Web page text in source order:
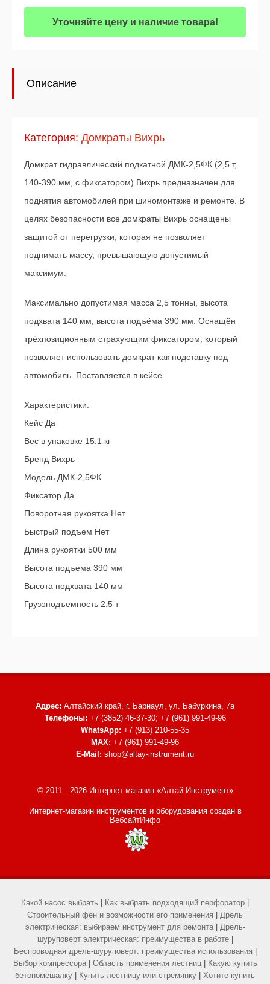
Уточняйте цену и наличие товара!
Описание
Категория: Домкраты Вихрь
Домкрат гидравлический подкатной ДМК-2,5ФК (2,5 т,
140-390 мм, с фиксатором) Вихрь предназначен для
поднятия автомобилей при шиномонтаже и ремонте. В
целях безопасности все домкраты Вихрь оснащены
защитой от перегрузки, которая не позволяет
поднимать массу, превышающую допустимый
максимум.
Максимально допустимая масса 2,5 тонны, высота
подхвата 140 мм, высота подъёма 390 мм. Оснащён
трёхпозиционным страхующим фиксатором, который
позволяет использовать домкрат как подставку под
автомобиль. Поставляется в кейсе.
Характеристики:
Кейс Да
Вес в упаковке 15.1 кг
Бренд Вихрь
Модель ДМК-2,5ФК
Фиксатор Да
Поворотная рукоятка Нет
Быстрый подъем Нет
Длина рукоятки 500 мм
Высота подъема 390 мм
Высота подхвата 140 мм
Грузоподъемность 2.5 т
Адрес: Алтайский край, г. Барнаул, ул. Бабуркина, 7а
Телефоны: +7 (3852) 46-37-30; +7 (961) 991-49-96
WhatsApp: +7 (913) 210-55-35
MAX: +7 (961) 991-49-96
E-Mail: shop@altay-instrument.ru
© 2011—2026 Интернет-магазин «Алтай Инструмент»
Интернет-магазин инструментов и оборудованиясоздан в
ВебсайтИнфо
Какой насос выбрать Как выбрать подходящий перфоратор
Строительный фен и возможности его применения
Дрель
электрическая: выбираем инструмент для ремонта| Дрель-
шуруповерт электрическая: преимущества в работе|
Беспроводная дрель-шуруповерт: преимущества использования
Выбор компрессора| Область применения лестниц|
Какую купить
бетономешалку
Купить лестницу или стремянку
Хотите купить